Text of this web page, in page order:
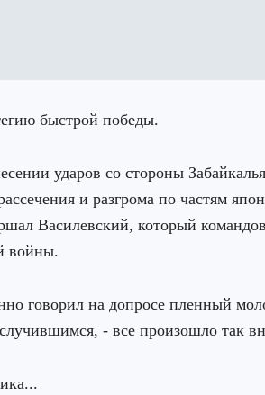
быстрой победы.
ударов со стороны
и разгрома по частям
Василевский, который
войны.
говорил на допросе пленный
- все произошло так